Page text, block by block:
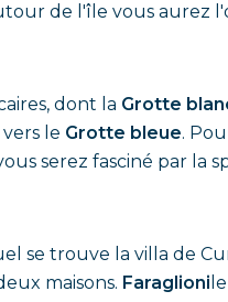
de l'île vous aurez
dont la Grotte
le Grotte bleue.
serez fasciné par la
se trouve la villa de
maisons. Faraglioni